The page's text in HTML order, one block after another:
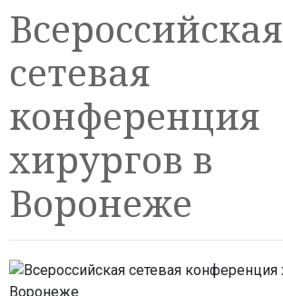
Всероссийская
сетевая
конференция
хирургов в
Воронеже